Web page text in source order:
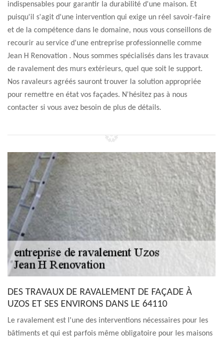
indispensables pour garantir la durabilité d'une maison. Et
puisqu'il s'agit d'une intervention qui exige un réel savoir-faire
et de la compétence dans le domaine, nous vous conseillons de
recourir au service d'une entreprise professionnelle comme
Jean H Renovation . Nous sommes spécialisés dans les travaux
de ravalement des murs extérieurs, quel que soit le support.
Nos ravaleurs agréés sauront trouver la solution appropriée
pour remettre en état vos façades. N'hésitez pas à nous
contacter si vous avez besoin de plus de détails.
DES TRAVAUX DE RAVALEMENT DE FAÇADE À
UZOS ET SES ENVIRONS DANS LE 64110
Le ravalement est l'une des interventions nécessaires pour les
bâtiments et qui est parfois même obligatoire pour les maisons